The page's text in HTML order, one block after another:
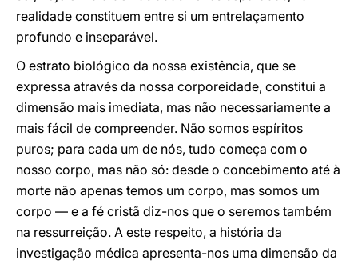
realidade constituem entre si um entrelaçamento
profundo e inseparável.
O estrato biológico da nossa existência, que se
expressa através da nossa corporeidade, constitui a
dimensão mais imediata, mas não necessariamente a
mais fácil de compreender. Não somos espíritos
puros; para cada um de nós, tudo começa com o
nosso corpo, mas não só: desde o concebimento até à
morte não apenas temos um corpo, mas somos um
corpo — e a fé cristã diz-nos que o seremos também
na ressurreição. A este respeito, a história da
investigação médica apresenta-nos uma dimensão da